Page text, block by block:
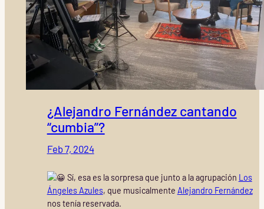
¿Alejandro Fernández cantando
“cumbia”?
Feb 7, 2024
Sí, esa es la sorpresa que junto a la agrupación Los
Ángeles Azules, que musicalmente Alejandro Fernández
nos tenía reservada.